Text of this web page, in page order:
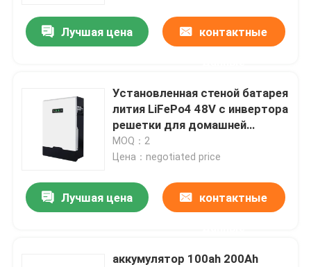
Лучшая цена контактные
Установленная стеной батарея
лития LiFePo4 48V с инвертора
решетки для домашней
системы солнечной энергии
MOQ：2
Цена：negotiated price
Лучшая цена контактные
аккумулятор 100ah 200Ah